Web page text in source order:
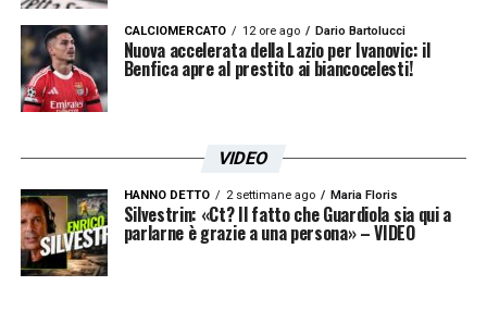
CALCIOMERCATO 12 ore ago Dario Bartolucci
Nuova accelerata della Lazio per Ivanovic: il
Benfica apre al prestito ai biancocelesti!
VIDEO
HANNO DETTO 2 settimane ago Maria Floris
Silvestrin: «Ct? Il fatto che Guardiola sia qui a
parlarne è grazie a una persona» – VIDEO